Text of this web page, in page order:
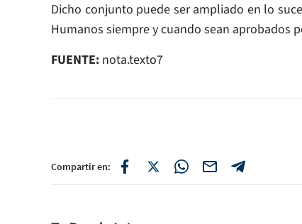
Dicho conjunto puede ser ampliado en lo
Humanos siempre y cuando sean aprobados
FUENTE: nota.texto7
Compartir en: